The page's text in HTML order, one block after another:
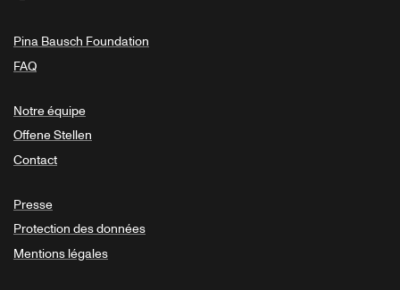
Pina Bausch Foundation
FAQ
Notre équipe
Offene Stellen
Contact
Presse
Protection des données
Mentions légales